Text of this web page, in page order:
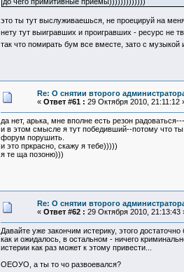
это ты тут выслуживаешься, не проецируй на
нету тут выигравших и проигравших - ресурс не
так что помирать бум все вместе, зато с музыкой
Re: О снятии второго
« Ответ #61 : 29 Октября 2010, 21:11:12
да нет, арька, мне вполне есть резон
и в этом смысле я тут победивший--потому что
форум порушить.
и это пркрасно, скажу я тебе)))))
я те ща позоню)))
Re: О снятии второго
« Ответ #62 : 29 Октября 2010, 21:13:43
Давайте уже закончим истерику, этого
как и ожидалось, в остальном - ничего
истерии как раз может к этому привести...
ОЕОУО, а ты то чо развоевался?